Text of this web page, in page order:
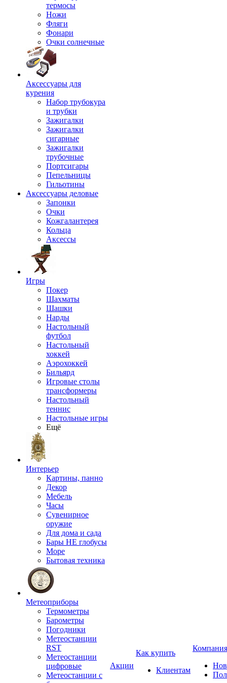
термосы
Ножи
Фляги
Фонари
Очки солнечные
Аксессуары для
курения
Набор трубокура
и трубки
Зажигалки
Зажигалки
сигарные
Зажигалки
трубочные
Портсигары
Пепельницы
Гильотины
Аксессуары деловые
Запонки
Очки
Кожгалантерея
Кольца
Аксессы
Игры
Покер
Шахматы
Шашки
Нарды
Настольный
футбол
Настольный
хоккей
Аэрохоккей
Бильярд
Игровые столы
трансформеры
Настольный
теннис
Настольные игры
Ещё
Интерьер
Картины, панно
Декор
Мебель
Часы
Сувенирное
оружие
Для дома и сада
Бары НЕ глобусы
Море
Бытовая техника
Метеоприборы
Термометры
Барометры
Погодники
Метеостанции
RST
Метеостанции
цифровые
Метеостанции с
Акции
Как купить
Клиентам
Компания